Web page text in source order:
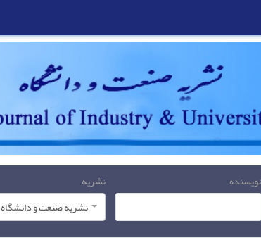
نویسنده
نشریه
نشریه صنعت و دانشگاه